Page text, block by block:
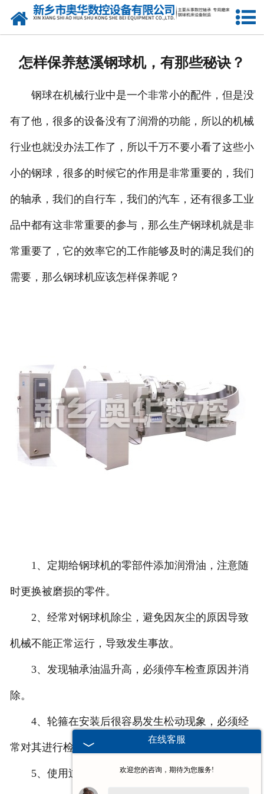
网站首页
公司风采
人才招聘
联系我们
怎样保养慈溪钢球机，有那些秘诀？
钢球在机械行业中是一个非常小的配件，但是没
有了他，很多的设备没有了润滑的功能，所以的机械
行业也就没办法工作了，所以千万不要小看了这些小
小的钢球，很多的时候它的作用是非常重要的，我们
的轴承，我们的自行车，我们的汽车，还有很多工业
品中都有这非常重要的参与，那么生产钢球机就是非
常重要了，它的效率它的工作能够及时的满足我们的
需要，那么钢球机应该怎样保养呢？
1、定期给钢球机的零部件添加润滑油，注意随
时更换被磨损的零件。
2、经常对钢球机除尘，避免因灰尘的原因导致
机械不能正常运行，导致发生事故。
3、发现轴承油温升高，必须停车检查原因并消
除。
4、轮箍在安装后很容易发生松动现象，必须经
常对其进行检查。
5、使用过程中必须注意钢球机的工作状态是否
在线客服
欢迎您的咨询，期待为您服务!